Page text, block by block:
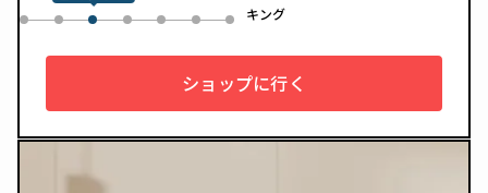
0 1 2 3 4 5 キング
6
ショップに行く